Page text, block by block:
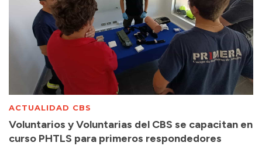
ACTUALIDAD CBS
Voluntarios y Voluntarias del CBS se capacitan en
curso PHTLS para primeros respondedores